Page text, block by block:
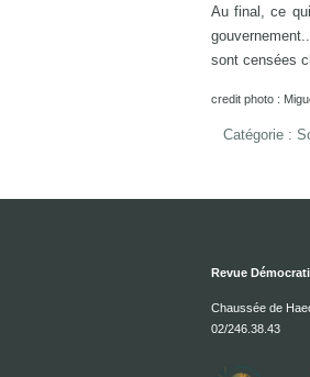
Au final, ce
sont censées
credit photo :
Catégorie :
Revue
Chaussée de
02/246.38.43